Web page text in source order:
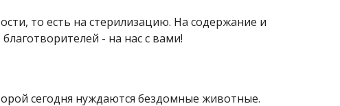
то есть на стерилизацию. На содержание и
- на нас с вами!
сегодня нуждаются бездомные животные.